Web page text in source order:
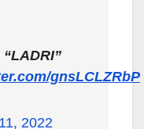
gnsLCLZRbP
2022